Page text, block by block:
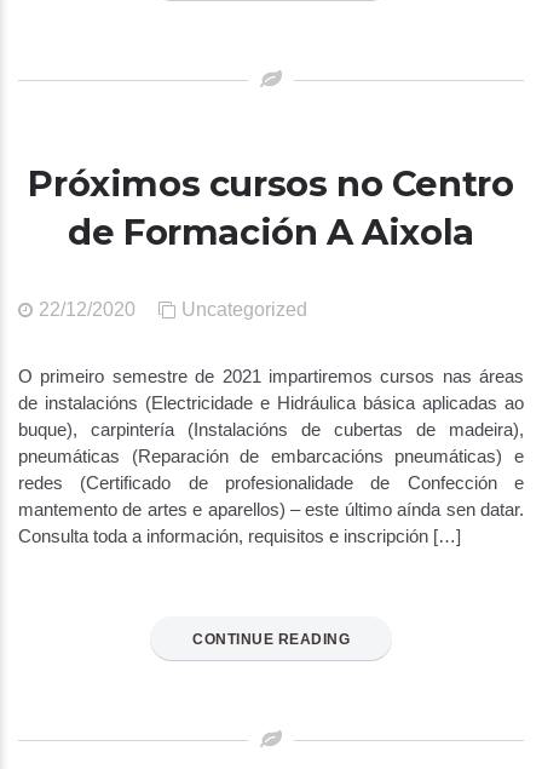
Próximos cursos no Centro
de Formación A Aixola
22/12/2020 Uncategorized
O primeiro semestre de 2021 impartiremos cursos nas áreas
de instalacións (Electricidade e Hidráulica básica aplicadas ao
buque), carpintería (Instalacións de cubertas de madeira),
pneumáticas (Reparación de embarcacións pneumáticas) e
redes (Certificado de profesionalidade de Confección e
mantemento de artes e aparellos) – este último aínda sen datar.
Consulta toda a información, requisitos e inscripción […]
CONTINUE READING